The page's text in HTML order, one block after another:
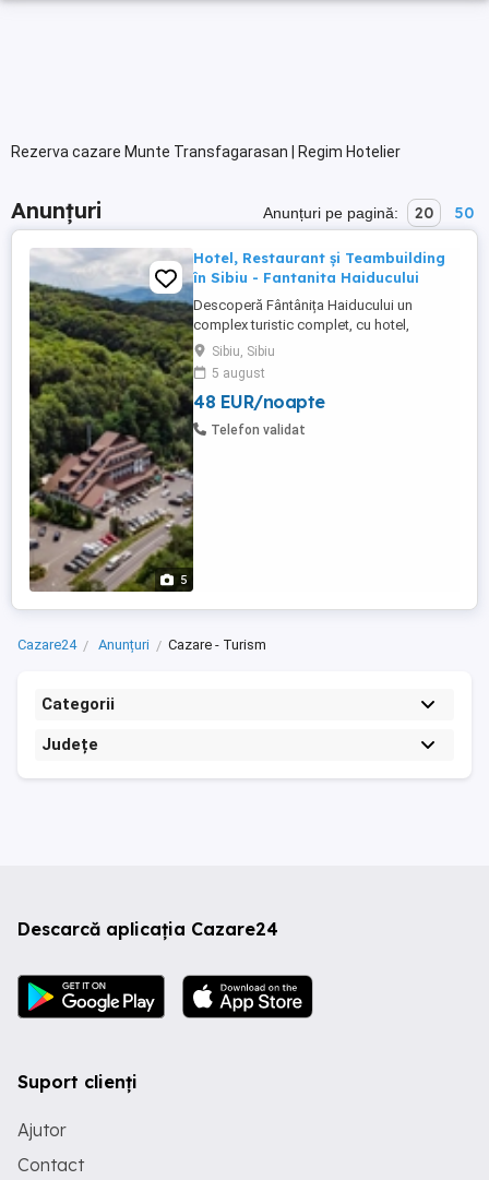
Rezerva cazare Munte Transfagarasan | Regim Hotelier
Anunțuri Anunțuri pe pagină: 20 50
5
Hotel, Restaurant și Teambuilding
în Sibiu - Fantanita Haiducului
Descoperă Fântânița Haiducului un
complex turistic complet, cu hotel,
restaurante, sală de conferințe și spații
dedicate evenimentelor sau teambuilding-
urilor. Locația noastră, la marginea pădurii,
între Sibiu și Brașov. Confort și
gastronomie tradițională Hotelul Fântânița
Sibiu, Sibiu
5 august
48 EUR/noapte
Telefon validat
Cazare24 Anunțuri Cazare - Turism
Categorii
Județe
Descarcă aplicația Cazare24
Suport clienți
Ajutor
Contact